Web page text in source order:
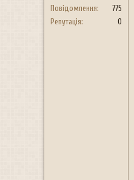
Повідомлення
775
Репутація
0